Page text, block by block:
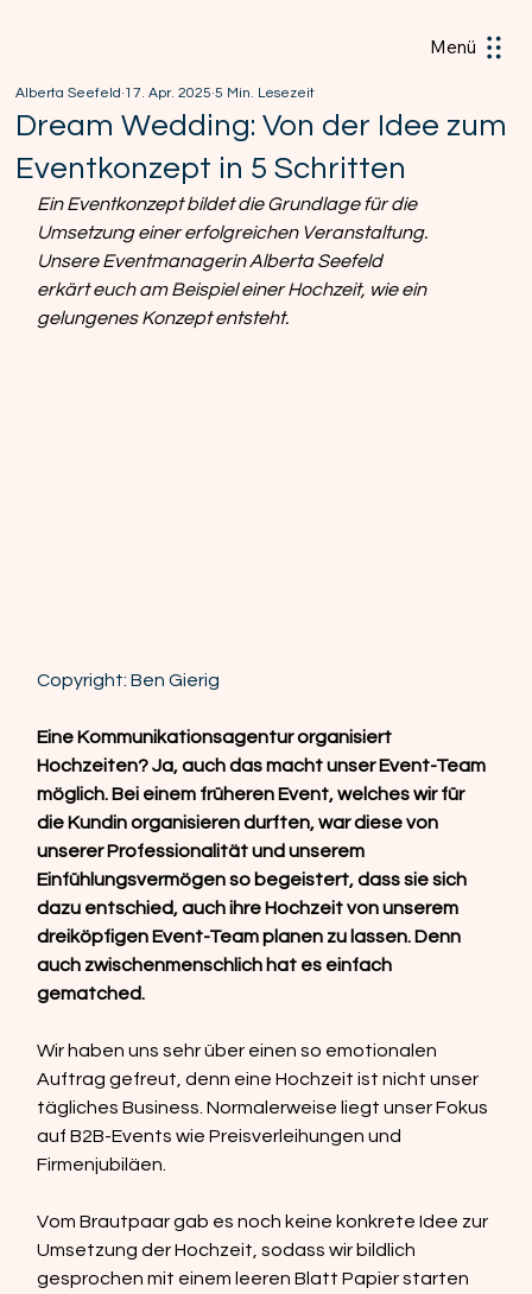
Menü
Dream Wedding: Von der Idee zum
Eventkonzept in 5 Schritten
Alberta Seefeld 17. Apr. 2025 5 Min. Lesezeit
Ein Eventkonzept bildet die Grundlage für die
Umsetzung einer erfolgreichen Veranstaltung.
Unsere Eventmanagerin Alberta Seefeld
erkärt euch am Beispiel einer Hochzeit, wie ein
gelungenes Konzept entsteht.
Copyright: Ben Gierig
Eine Kommunikationsagentur organisiert
Hochzeiten? Ja, auch das macht unser Event-Team
möglich. Bei einem früheren Event, welches wir für
die Kundin organisieren durften, war diese von
unserer Professionalität und unserem
Einfühlungsvermögen so begeistert, dass sie sich
dazu entschied, auch ihre Hochzeit von unserem
dreiköpfigen Event-Team planen zu lassen. Denn
auch zwischenmenschlich hat es einfach
gematched.
Wir haben uns sehr über einen so emotionalen
Auftrag gefreut, denn eine Hochzeit ist nicht unser
tägliches Business. Normalerweise liegt unser Fokus
auf B2B-Events wie Preisverleihungen und
Firmenjubiläen.
Vom Brautpaar gab es noch keine konkrete Idee zur
Umsetzung der Hochzeit, sodass wir bildlich
gesprochen mit einem leeren Blatt Papier starten